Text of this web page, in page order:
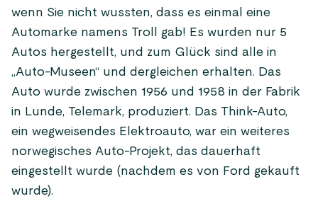
wenn Sie nicht wussten, dass es einmal eine
Automarke namens Troll gab! Es wurden nur 5
Autos hergestellt, und zum Glück sind alle in
„Auto-Museen“ und dergleichen erhalten. Das
Auto wurde zwischen 1956 und 1958 in der Fabrik
in Lunde, Telemark, produziert. Das Think-Auto,
ein wegweisendes Elektroauto, war ein weiteres
norwegisches Auto-Projekt, das dauerhaft
eingestellt wurde (nachdem es von Ford gekauft
wurde).